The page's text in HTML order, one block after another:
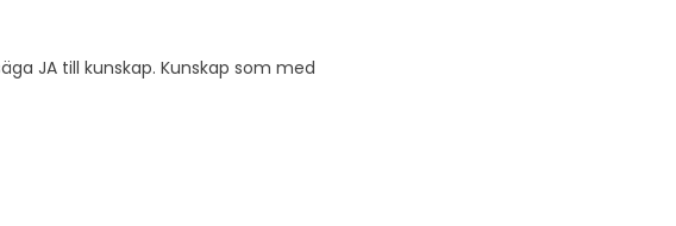
JA till kunskap. Kunskap som med